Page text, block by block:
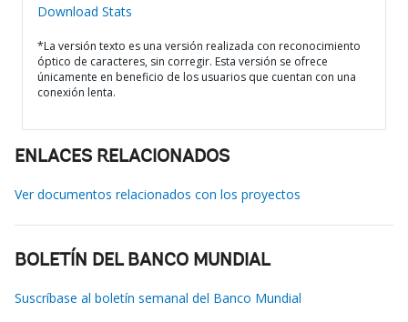
Download Stats
*La versión texto es una versión realizada con reconocimiento
óptico de caracteres, sin corregir. Esta versión se ofrece
únicamente en beneficio de los usuarios que cuentan con una
conexión lenta.
ENLACES RELACIONADOS
Ver documentos relacionados con los proyectos
BOLETÍN DEL BANCO MUNDIAL
Suscríbase al boletín semanal del Banco Mundial